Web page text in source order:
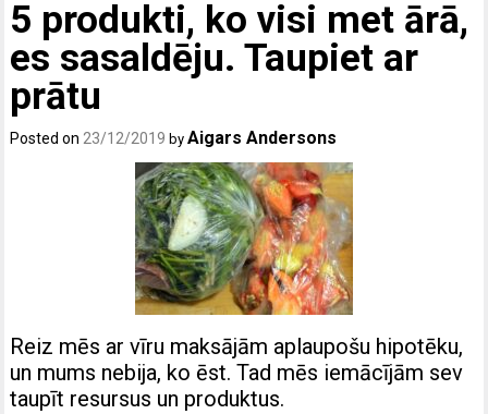
5 produkti, ko visi met ārā,
es sasaldēju. Taupiet ar
prātu
Posted on23/12/2019 byAigars Andersons
Reiz mēs ar vīru maksājām aplaupošu hipotēku,
un mums nebija, ko ēst. Tad mēs iemācījām sev
taupīt resursus un produktus.